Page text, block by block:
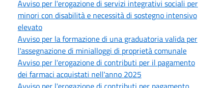
Avviso per l'erogazione di servizi integrativi sociali per
minori con disabilità e necessità di sostegno intensivo
elevato
Avviso per la formazione di una graduatoria valida per
l'assegnazione di minialloggi di proprietà comunale
Avviso per l'erogazione di contributi per il pagamento
dei farmaci acquistati nell'anno 2025